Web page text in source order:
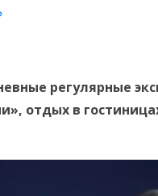
регулярные
отдых в